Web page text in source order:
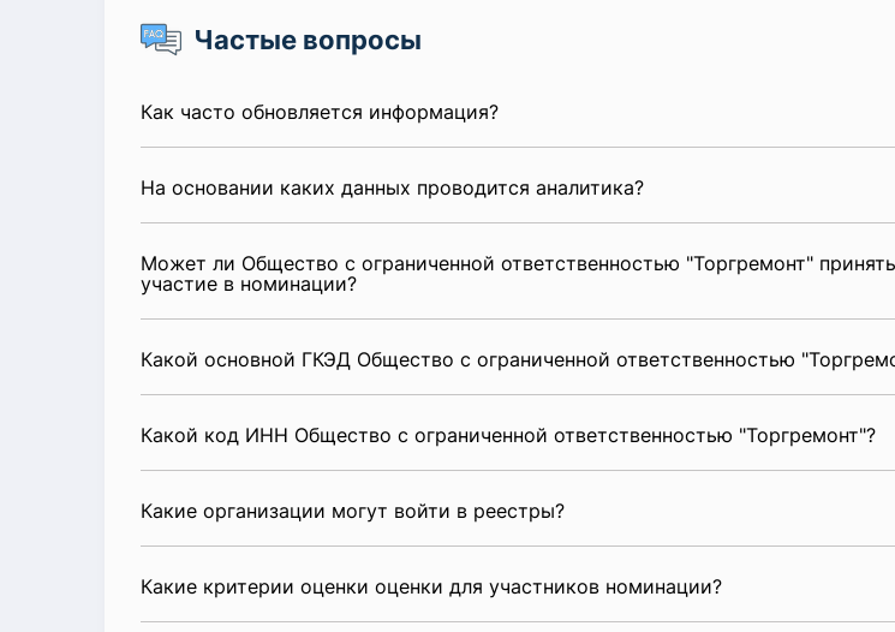
Частые вопросы
Как часто обновляется информация?
На основании каких данных проводится аналитика?
Может ли Общество с ограниченной ответственностью "Торгремонт" принять
участие в номинации?
Какой основной ГКЭД Общество с ограниченной ответственностью
Какой код ИНН Общество с ограниченной ответственностью "Торгремонт"?
Какие организации могут войти в реестры?
Какие критерии оценки оценки для участников номинации?